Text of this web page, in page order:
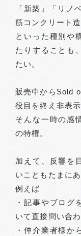
「新築」「リノ
筋コンクリート造
といった種別や
たりすることも
たい。
販売中からSold
役目を終え非表
そんな一時の感
の特権。
加えて、反響を
いこともたまにあ
例えば
・記事やブログ
いて直接問い合
・仲介業者様か